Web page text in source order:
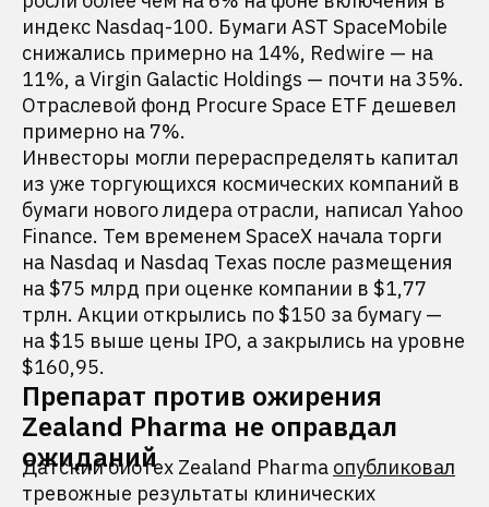
индекс Nasdaq-100. Бумаги AST SpaceMobile
снижались примерно на 14%, Redwire — на
11%, а Virgin Galactic Holdings — почти на 35%.
Отраслевой фонд Procure Space ETF дешевел
примерно на 7%.
Инвесторы могли перераспределять капитал
из уже торгующихся космических компаний в
бумаги нового лидера отрасли, написал Yahoo
Finance. Тем временем SpaceX начала торги
на Nasdaq и Nasdaq Texas после размещения
на $75 млрд при оценке компании в $1,77
трлн. Акции открылись по $150 за бумагу —
на $15 выше цены IPO, а закрылись на уровне
$160,95.
Препарат против ожирения
Zealand Pharma не оправдал
ожиданий
Датский биотех Zealand Pharma опубликовал
тревожные результаты клинических